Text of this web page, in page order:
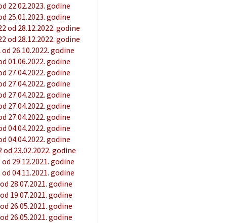
22.02.2023. godine
25.01.2023. godine
od 28.12.2022. godine
od 28.12.2022. godine
26.10.2022. godine
01.06.2022. godine
27.04.2022. godine
27.04.2022. godine
27.04.2022. godine
27.04.2022. godine
27.04.2022. godine
04.04.2022. godine
04.04.2022. godine
23.02.2022. godine
29.12.2021. godine
04.11.2021. godine
28.07.2021. godine
19.07.2021. godine
26.05.2021. godine
26.05.2021. godine